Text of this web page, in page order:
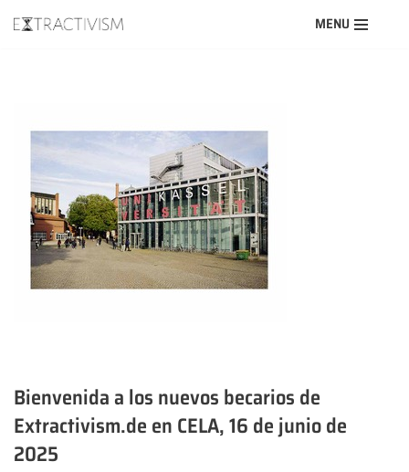
MENU
Bienvenida a los nuevos becarios de
Extractivism.de en CELA, 16 de junio de
2025